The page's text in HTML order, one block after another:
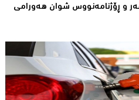
و ڕۆژنامەنووس شوان هەورامی